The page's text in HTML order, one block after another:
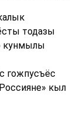
тодазы
кунмылы
гожпусъёс
кыл